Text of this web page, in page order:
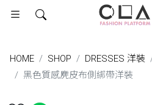
HOME SHOP DRESSES 洋裝
黑色質感麂皮布側綁帶洋裝